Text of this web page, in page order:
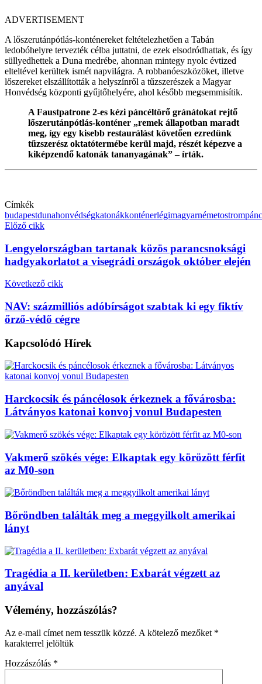
ADVERTISEMENT
A lőszerutánpótlás-konténereket feltételezhetően a Tabán
ledobóhelyre tervezték célba juttatni, de ezek elsodródhattak, és így
süllyedhettek a Duna medrébe, ahonnan mintegy nyolc évtized
elteltével kerültek ismét napvilágra. A robbanóeszközöket, illetve
lőszereket elszállították a helyszínről a tűzszerészek a Magyar
Honvédség központi gyűjtőhelyére, ahol később megsemmisítik.
A Faustpatrone 2-es kézi páncéltörő gránátokat rejtő
lőszerutánpótlás-konténer „remek állapotban maradt
meg, így egy kisebb restaurálást követően ezredünk
tűzszerész oktatótermébe kerül majd, részét képezve a
kiképzendő katonák tananyagának” – írták.
Címkék
budapestdunahonvédségkatonákkonténerlégimagyarnémetostrom
Előző cikk
Lengyelországban tartanak közös parancsnoksági
hadgyakorlatot a visegrádi országok október elején
Következő cikk
NAV: százmilliós adóbírságot szabtak ki egy fiktív
őrző-védő cégre
Kapcsolódó Hírek
Harckocsik és páncélosok érkeznek a fővárosba:
Látványos katonai konvoj vonul Budapesten
Vakmerő szökés vége: Elkaptak egy körözött férfit
az M0-son
Bőröndben találták meg a meggyilkolt amerikai
lányt
Tragédia a II. kerületben: Exbarát végzett az
anyával
Vélemény, hozzászólás?
Az e-mail címet nem tesszük közzé. A kötelező mezőket *
karakterrel jelöltük
Hozzászólás *